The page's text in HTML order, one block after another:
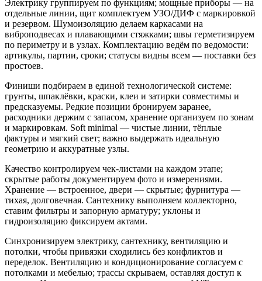
Электрику группируем по функциям; мощные приборы — на
отдельные линии, щит комплектуем УЗО/ДИФ с маркировкой
и резервом. Шумоизоляцию делаем каркасами на
виброподвесах и плавающими стяжками; швы герметизируем
по периметру и в узлах. Комплектацию ведём по ведомости:
артикулы, партии, сроки; статусы видны всем — поставки без
простоев.
Финиши подбираем в единой технологической системе:
грунты, шпаклёвки, краски, клеи и затирки совместимы и
предсказуемы. Редкие позиции бронируем заранее,
расходники держим с запасом, хранение организуем по зонам
и маркировкам. Soft minimal — чистые линии, тёплые
фактуры и мягкий свет; важно выдержать идеальную
геометрию и аккуратные узлы.
Качество контролируем чек‑листами на каждом этапе;
скрытые работы документируем фото и измерениями.
Хранение — встроенное, двери — скрытые; фурнитура —
тихая, долговечная. Сантехнику выполняем коллекторно,
ставим фильтры и запорную арматуру; уклоны и
гидроизоляцию фиксируем актами.
Синхронизируем электрику, сантехнику, вентиляцию и
потолки, чтобы привязки сходились без конфликтов и
переделок. Вентиляцию и кондиционирование согласуем с
потолками и мебелью; трассы скрываем, оставляя доступ к